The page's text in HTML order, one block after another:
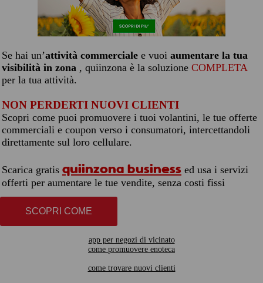
Se hai un’attività commerciale e vuoi aumentare la tua
visibilità in zona , quiinzona è la soluzione COMPLETA
per la tua attività.
NON PERDERTI NUOVI CLIENTI
Scopri come puoi promuovere i tuoi volantini, le tue offerte
commerciali e coupon verso i consumatori, intercettandoli
direttamente sul loro cellulare.
Scarica gratis quiinzona business ed usa i servizi
offerti per aumentare le tue vendite, senza costi fissi
SCOPRI COME
app per negozi di vicinato
come promuovere enoteca
come trovare nuovi clienti